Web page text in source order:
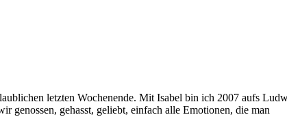
letzten Wochenende. Mit Isabel bin ich 2007 aufs
genossen, gehasst, geliebt, einfach alle Emotionen, die man